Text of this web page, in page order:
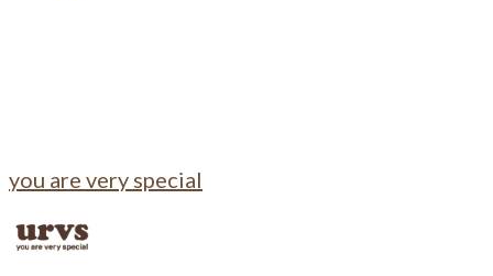
you are very special